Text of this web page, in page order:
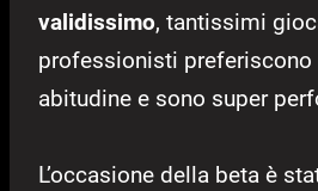
validissimo, tantissimi
professionisti preferiscono
abitudine e sono super
L’occasione della beta è